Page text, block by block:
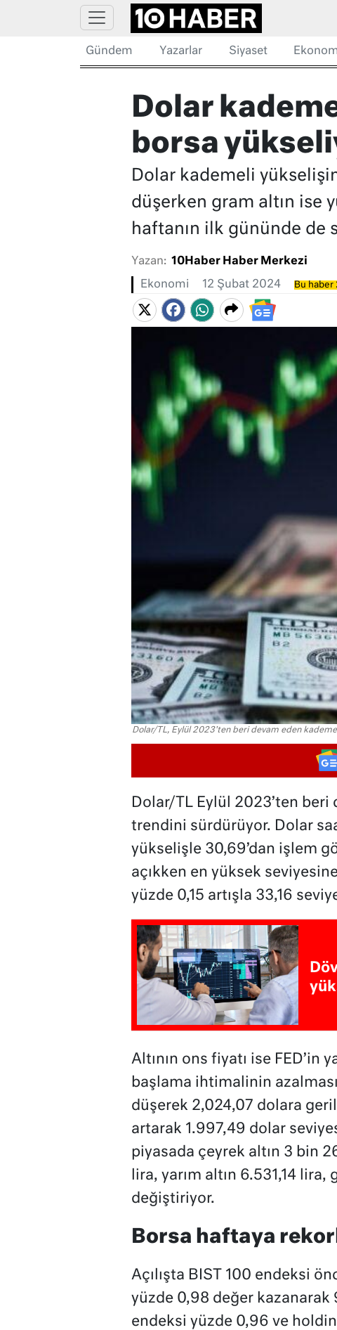
Gündem Yazarlar Siyaset
Dolar
borsa
Dolar kademeli
düşerken gram altın ise
haftanın ilk gününde de
Yazan: 10Haber Haber Merkezi
Ekonomi 12 Şubat 2024 Bu haber
Dolar/TL, Eylül 2023'ten beri devam eden
Dolar/TL Eylül 2023’ten
trendini sürdürüyor. Dolar
yükselişle 30,69’dan işlem
açıkken en yüksek
yüzde 0,15 artışla 33,16
Altının ons fiyatı ise FED’in
başlama ihtimalinin
düşerek 2,024,07 dolara
artarak 1.997,49 dolar
piyasada çeyrek altın 3 bin
lira, yarım altın 6.531,14
değiştiriyor.
Borsa haftaya
Açılışta BIST 100 endeksi
yüzde 0,98 değer kazanarak
endeksi yüzde 0,96 ve